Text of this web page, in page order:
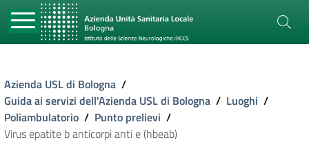
Azienda USL di Bologna /
Guida ai servizi dell'Azienda USL di Bologna / Luoghi /
Poliambulatorio / Punto prelievi /
Virus epatite b anticorpi anti e (hbeab)